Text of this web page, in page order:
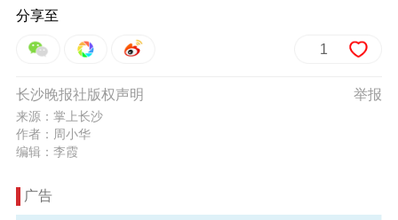
分享至
1
举报
长沙晚报社版权声明
来源：掌上长沙
作者：周小华
编辑：李霞
广告